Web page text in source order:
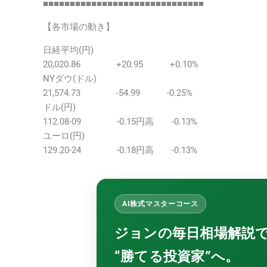
■■■■■■■■■■■■■■■■■■■■■■■■■■■■■■
【各市場の動き】
日経平均(円)
20,020.86 +20.95 +0.10%
NYダウ(ドル)
21,574.73 -54.99 -0.25%
ドル(円)
112.08-09 -0.15円高 -0.13%
ユーロ(円)
129.20-24 -0.18円高 -0.13%
AI株式マスターコース
ジョンの毎日相場解説
“勝てる投資家”へ。